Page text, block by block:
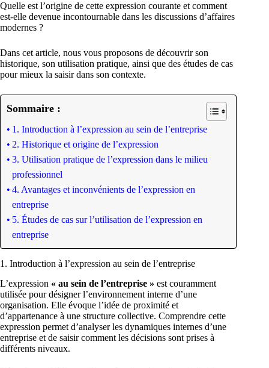
Quelle est l’origine de cette expression courante et comment
est-elle devenue incontournable dans les discussions d’affaires
modernes ?
Dans cet article, nous vous proposons de découvrir son
historique, son utilisation pratique, ainsi que des études de cas
pour mieux la saisir dans son contexte.
Sommaire :
1. Introduction à l’expression au sein de l’entreprise
2. Historique et origine de l’expression
3. Utilisation pratique de l’expression dans le milieu
professionnel
4. Avantages et inconvénients de l’expression en
entreprise
5. Études de cas sur l’utilisation de l’expression en
entreprise
1. Introduction à l’expression au sein de l’entreprise
L’expression « au sein de l’entreprise » est couramment
utilisée pour désigner l’environnement interne d’une
organisation. Elle évoque l’idée de proximité et
d’appartenance à une structure collective. Comprendre cette
expression permet d’analyser les dynamiques internes d’une
entreprise et de saisir comment les décisions sont prises à
différents niveaux.